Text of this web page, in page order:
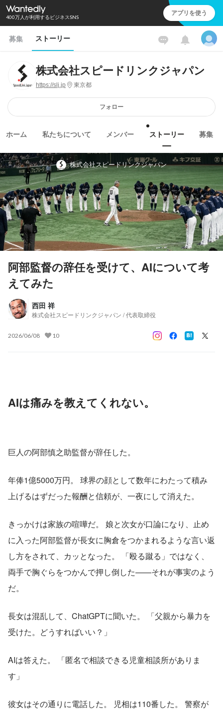
400万人が利用するビジネスSNS アプリを使う
募集 ストーリー
株式会社スピードリンクジャパン
https://slj.jp 東京都
フォロー
ホーム 私たちについて メンバー ストーリー 募集
株式会社スピードリンクジャパン
阿部監督の辞任を受けて、AIについて考
えてみた
西田 祥
株式会社スピードリンクジャパン / 代表取締役
2026/06/08 10
AIは痛みを教えてくれない。
巨人の阿部慎之助監督が辞任した。
年俸1億5000万円。 球界の顔として数年にわたって積み
上げるはずだった報酬と信頼が、一夜にして消えた。
きっかけは家族の喧嘩だ。 娘と次女が口論になり、止め
に入った阿部監督が長女に胸倉をつかまれるような言い返
し方をされて、カッとなった。 「殴る蹴る」ではなく、
両手で胸ぐらをつかんで押し倒した——それが事実のよう
だ。
長女は混乱して、ChatGPTに聞いた。 「父親から暴力を
受けた。どうすればいい？」
AIは答えた。 「匿名で相談できる児童相談所がありま
す」
彼女はその通りに電話した。 児相は110番した。 警察が